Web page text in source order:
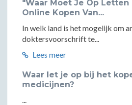
"Waar Moet Je Op Letten
Online Kopen Van...
In welk land is het mogelijk om
doktersvoorschrift te...
Lees meer
Waar let je op bij het
medicijnen?
...